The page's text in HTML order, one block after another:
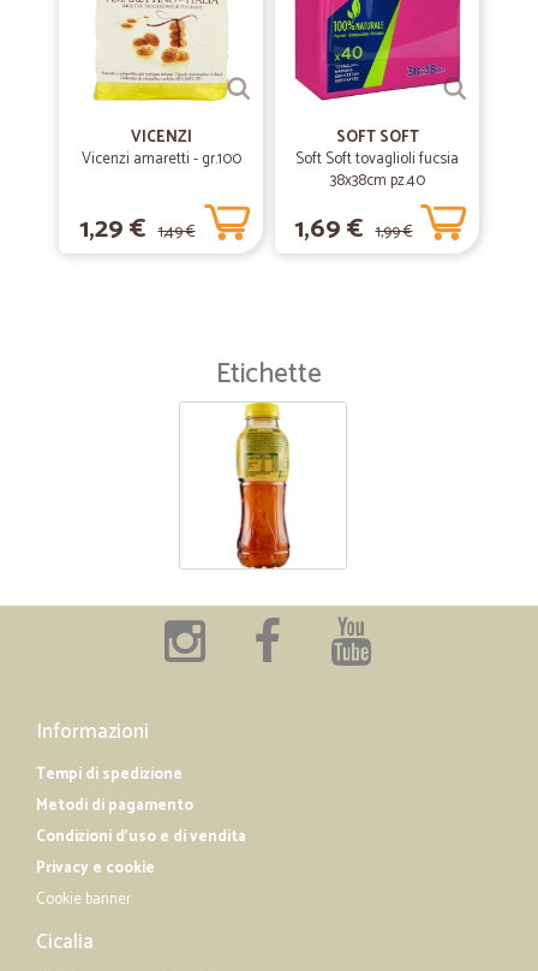
VICENZI
Vicenzi amaretti - gr.100
1,29 € 1,49 €
SOFT SOFT
Soft Soft tovaglioli fucsia
38x38cm pz.40
1,69 € 1,99 €
Etichette
Informazioni
Tempi di spedizione
Metodi di pagamento
Condizioni d'uso e di vendita
Privacy e cookie
Cookie banner
Cicalia